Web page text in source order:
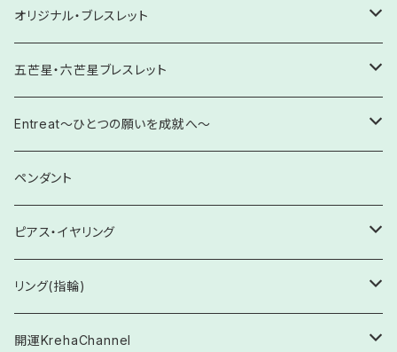
人望・仁徳・絆
緊張緩和・プレッシャー解消
魅力向上・人気向上・ファンの期待に応える
怒りを感謝へ
愛の輝き放つ
依存からの脱却・改善
感性を輝かせる未来へ
感情のコントロール
五感を整える
【12㎜」四神獣ブレスレット
ブレスレット
ピアス・イヤリング
ストラップ
置石
お守りに
【6㎜】ブレスレット
【8㎜】ブレスレット
【10㎜】ブレスレット
【12㎜】ブレスレット
【11㎜】ブレスレット
【14㎜】ブレスレット
【13㎜】ブレスレット
オリジナル・ブレスレット
【Krehaオリジナル】ヒーリング・スペシャル
【Krehaオリジナル】覚醒・自己開花
【Krehaオリジナル】厄除け・邪気払い
【Krehaオリジナル】出逢い・絆と発展
【Krehaオリジナル】学業・仕事
【Kreha特製】人間関係
五芒星・六芒星ブレスレット
五芒星ブレスレット
六芒星ブレスレット
対極ブレスレット
Entreat～ひとつの願いを成就へ～
Entreat 各種
【救いの環】Entreat ×叶え水晶
ペンダント
ピアス・イヤリング
ピアス
イヤリング
リング(指輪)
フリーサイズ
開運KrehaChannel